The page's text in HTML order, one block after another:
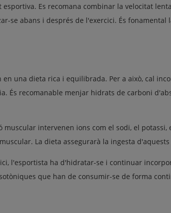
Es recomana combinar la velocitat
se abans i després de l'exercici. És fonamental
en una dieta rica i equilibrada. Per a això, cal
És recomanable menjar hidrats de carboni
intervenen ions com el sodi, el potassi,
La dieta assegurarà la ingesta d'aquests
l'esportista ha d'hidratar-se i continuar
que han de consumir-se de forma